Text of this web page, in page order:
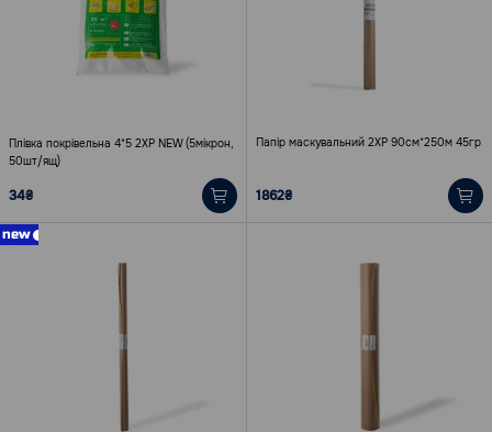
Плівка покрівельна 4*5 2ХР NEW (5мікрон,
50шт/ящ)
34₴
Папір маскувальний 2XP 90см*250м 45гр
1862₴
new